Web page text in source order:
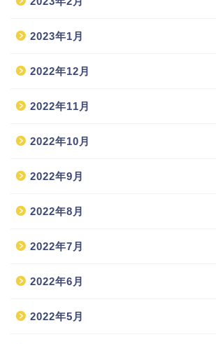
2023年1月
2022年12月
2022年11月
2022年10月
2022年9月
2022年8月
2022年7月
2022年6月
2022年5月